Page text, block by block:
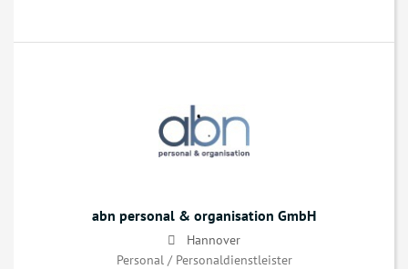
abn personal & organisation GmbH
Hannover
Personal / Personaldienstleister